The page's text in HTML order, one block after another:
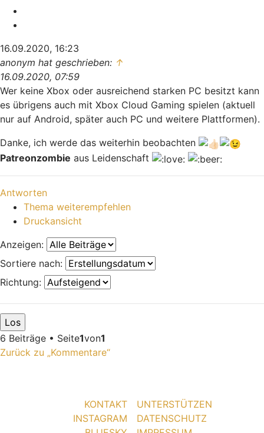
16.09.2020, 16:23
anonym hat geschrieben: ↑
16.09.2020, 07:59
Wer keine Xbox oder ausreichend starken PC besitzt kann
es übrigens auch mit Xbox Cloud Gaming spielen (aktuell
nur auf Android, später auch PC und weitere Plattformen).
Danke, ich werde das weiterhin beobachten
Patreonzombie aus Leidenschaft
Antworten
Thema weiterempfehlen
Druckansicht
Anzeigen:
Sortiere nach:
Richtung:
6 Beiträge • Seite1von1
Zurück zu „Kommentare“
KONTAKT
INSTAGRAM
UNTERSTÜTZEN
DATENSCHUTZ